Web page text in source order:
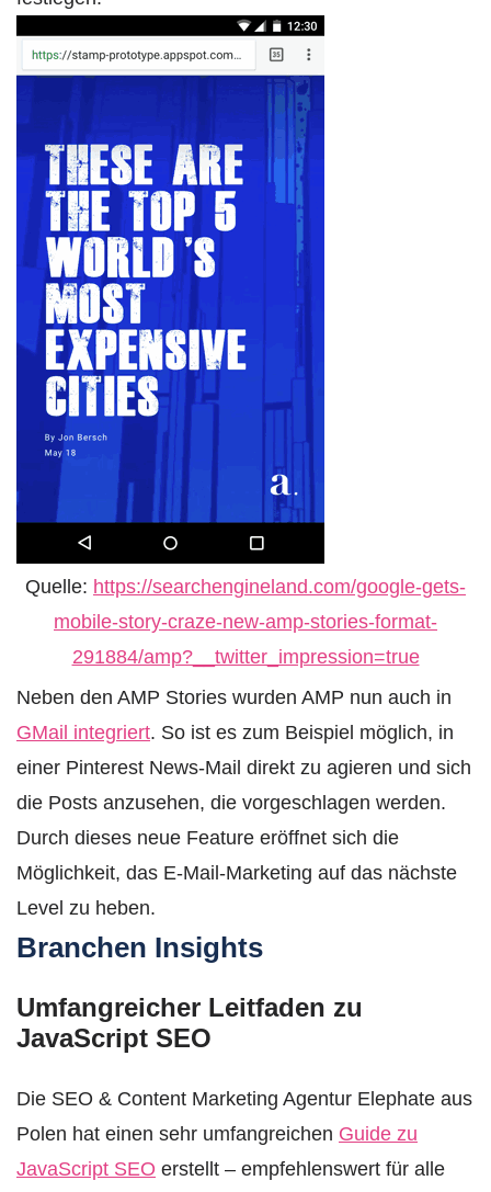
Quelle: https://searchengineland.com/google-gets-
mobile-story-craze-new-amp-stories-format-
291884/amp?__twitter_impression=true
Neben den AMP Stories wurden AMP nun auch in
GMail integriert. So ist es zum Beispiel möglich, in
einer Pinterest News-Mail direkt zu agieren und sich
die Posts anzusehen, die vorgeschlagen werden.
Durch dieses neue Feature eröffnet sich die
Möglichkeit, das E-Mail-Marketing auf das nächste
Level zu heben.
Branchen Insights
Umfangreicher Leitfaden zu
JavaScript SEO
Die SEO & Content Marketing Agentur Elephate aus
Polen hat einen sehr umfangreichen Guide zu
JavaScript SEO erstellt – empfehlenswert für alle